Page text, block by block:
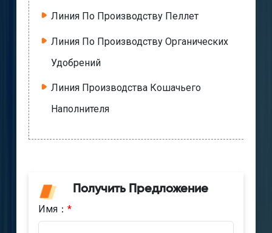
Линия По Производству Пеллет
Линия По Производству Органических
Удобрений
Линия Производства Кошачьего
Наполнителя
Получить Предложение
Имя： *